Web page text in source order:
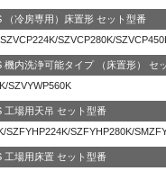
（冷房専用）床置形 セット型番
SZVCP280K/
機内洗浄可能タイプ （床置形） セ
SZVYWP560K
工場用天吊 セット型番
SZFYHP224K/SZFYHP280K/
工場用床置 セット型番